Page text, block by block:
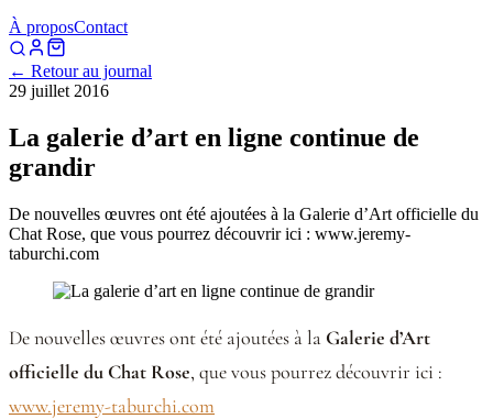
À proposContact
← Retour au journal
29 juillet 2016
La galerie d’art en ligne continue de
grandir
De nouvelles œuvres ont été ajoutées à la Galerie d’Art officielle du
Chat Rose, que vous pourrez découvrir ici : www.jeremy-
taburchi.com
De nouvelles œuvres ont été ajoutées à la Galerie d’Art
officielle du Chat Rose, que vous pourrez découvrir ici :
www.jeremy-taburchi.com